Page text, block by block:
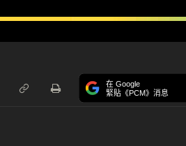
在 Google
緊貼《PCM》消息